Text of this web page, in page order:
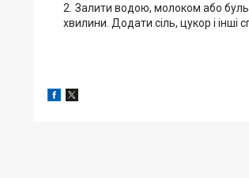
Залити водою, молоком або
хвилини. Додати сіль, цукор і інші